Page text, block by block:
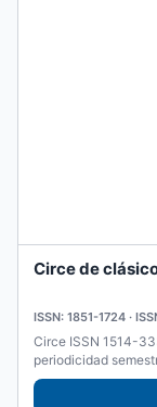
Circe de
ISSN: 1851-1724 ·
Circe ISSN 1514-3333 E-ISSN 1851-1724 Publicación de
periodicidad
Universidad...